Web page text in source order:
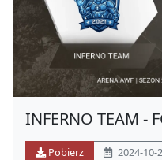
INFERNO TEAM -
2024)
Pobierz 2024-10-